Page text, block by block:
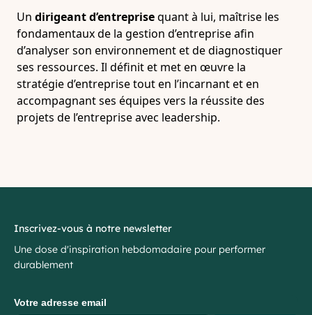
Un dirigeant d’entreprisequant à lui, maîtrise les
fondamentaux de la gestion d’entreprise afin
d’analyser son environnement et de diagnostiquer
ses ressources. Il définit et met en œuvre la
stratégie d’entreprise tout en l’incarnant et en
accompagnant ses équipes vers la réussite des
projets de l’entreprise avec leadership.
Inscrivez-vous à notre newsletter
Une dose d'inspiration hebdomadaire pour performer
durablement
Votre adresse email